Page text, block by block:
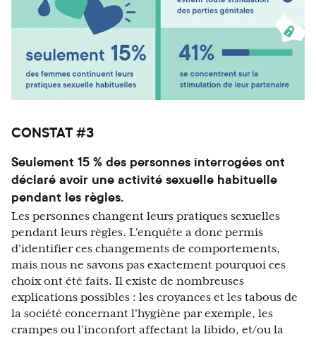
CONSTAT #3
Seulement 15 % des personnes interrogées ont
déclaré avoir une activité sexuelle habituelle
pendant les règles.
Les personnes changent leurs pratiques sexuelles
pendant leurs règles. L'enquête a donc permis
d'identifier ces changements de comportements,
mais nous ne savons pas exactement pourquoi ces
choix ont été faits. Il existe de nombreuses
explications possibles : les croyances et les tabous de
la société concernant l'hygiène par exemple, les
crampes ou l'inconfort affectant la libido, et/ou la